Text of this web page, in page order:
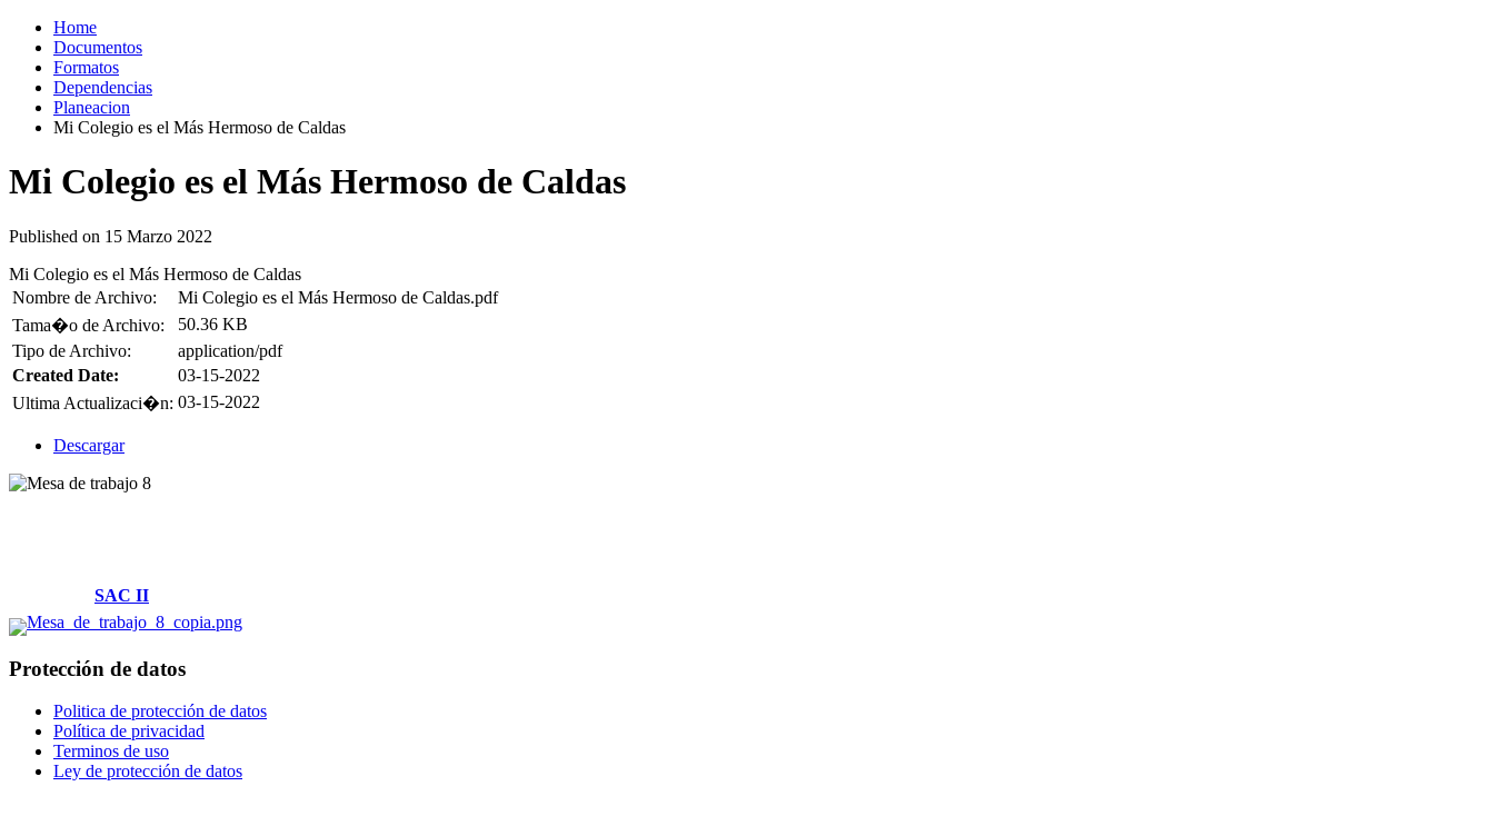
Home
Documentos
Formatos
Dependencias
Planeacion
Mi Colegio es el Más Hermoso de Caldas
Mi Colegio es el Más Hermoso de Caldas
Published on 15 Marzo 2022
Mi Colegio es el Más Hermoso de Caldas
Nombre de Archivo:
Mi Colegio es el Más Hermoso de Caldas.pdf
Tama�o de Archivo:
50.36 KB
Tipo de Archivo:
application/pdf
Created Date:
03-15-2022
Ultima Actualizaci�n: 03-15-2022
Descargar
SAC II
Protección de datos
Politica de protección de datos
Política de privacidad
Terminos de uso
Ley de protección de datos